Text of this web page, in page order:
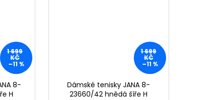
1 699
KČ
–11 %
8-
H
1 699
KČ
–11 %
Dámské tenisky JANA 8-
23660/42 hnědá šíře H